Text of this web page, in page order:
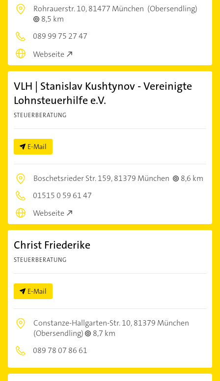
Rohrauerstr. 10,81477 München (Obersendling)
8,5 km
089 99 75 27 47
Webseite
VLH | Stanislav Kushtynov - Vereinigte
Lohnsteuerhilfe e.V.
STEUERBERATUNG
E-Mail
Boschetsrieder Str. 159,81379 München
8,6 km
01515 0 59 61 47
Webseite
Christ Friederike
STEUERBERATUNG
E-Mail
Constanze-Hallgarten-Str. 10,81379 München
(Obersendling)
8,7 km
089 78 07 86 61